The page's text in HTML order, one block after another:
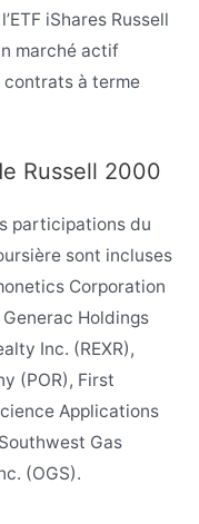
iShares Russell
marché actif
contrats à terme
Russell 2000
participations du
sont incluses
Corporation
Generac Holdings
Inc. (REXR),
(POR), First
Applications
Gas
(OGS).